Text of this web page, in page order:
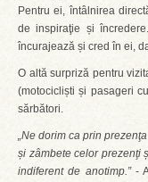
Pentru ei, întâlnirea
de inspiraţie și
încurajează și cred în ei,
O altă surpriză pentru
(motocicliști și pasageri
sărbători.
„Ne dorim ca prin
și zâmbete celor prezenţi
indiferent de anotimp.”-